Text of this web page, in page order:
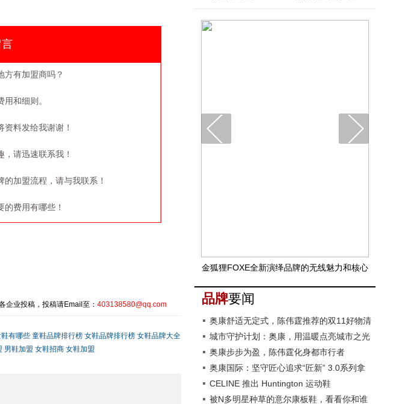
方有加盟商吗？
和细则。
资料发给我谢谢！
，请迅速联系我！
的加盟流程，请与我联系！
的费用有哪些！
企业投稿，投稿请Email至： 403138580@qq.com
有哪些 童鞋品牌排行榜 女鞋品牌排行榜 女鞋品牌大全
男鞋加盟 女鞋招商 女鞋加盟
金狐狸FOXE全新演绎品牌的无线魅力和核心
价值
品牌要闻
奥康舒适无定式，陈伟霆推荐的双11好物清
单来了
城市守护计划：奥康，用温暖点亮城市之光
奥康步步为盈，陈伟霆化身都市行者
奥康国际：坚守匠心追求“匠新” 3.0系列拿
捏多种穿着场景
CELINE 推出 Huntington 运动鞋
被N多明星种草的意尔康板鞋，看看你和谁